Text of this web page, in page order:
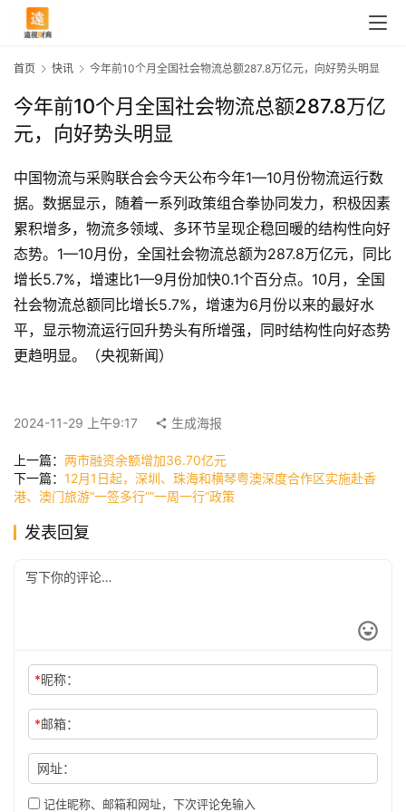
首
页
快
司
科
首页 快讯 今年前10个月全国社会物流总额287.8万亿元，向好势头明显
今年前10个月全国社会物流总额287.8万亿
元，向好势头明显
中国物流与采购联合会今天公布今年1—10月份物流运行数
据。数据显示，随着一系列政策组合拳协同发力，积极因素
累积增多，物流多领域、多环节呈现企稳回暖的结构性向好
态势。1—10月份，全国社会物流总额为287.8万亿元，同比
增长5.7%，增速比1—9月份加快0.1个百分点。10月，全国
社会物流总额同比增长5.7%，增速为6月份以来的最好水
平，显示物流运行回升势头有所增强，同时结构性向好态势
更趋明显。（央视新闻）
2024-11-29 上午9:17 生成海报
上一篇： 两市融资余额增加36.70亿元
下一篇： 12月1日起，深圳、珠海和横琴粤澳深度合作区实施赴香
港、澳门旅游“一签多行”“一周一行”政策
发表回复
*昵称：
*邮箱：
网址：
记住昵称、邮箱和网址，下次评论免输入